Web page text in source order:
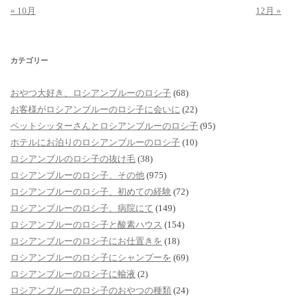
« 10月
12月 »
カテゴリー
おやつ大好き、ロシアンブルーのロシ子 (68)
お客様がロシアンブルーのロシ子に会いに (22)
ペットシッターさんとロシアンブルーのロシ子 (95)
ホテルにお泊りのロシアンブルーのロシ子 (10)
ロシアンブルのロシ子の抜け毛 (38)
ロシアンブルーのロシ子、その他 (975)
ロシアンブルーのロシ子、初めての経験 (72)
ロシアンブルーのロシ子、病院にて (149)
ロシアンブルーのロシ子と酸素ハウス (154)
ロシアンブルーのロシ子にお仕置きを (18)
ロシアンブルーのロシ子にシャンプーを (69)
ロシアンブルーのロシ子に輸液 (2)
ロシアンブルーのロシ子のおやつの種類 (24)